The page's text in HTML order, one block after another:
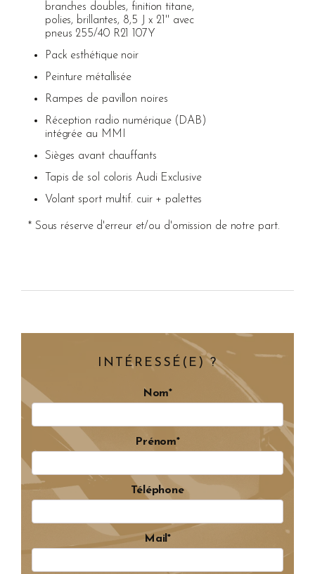
branches doubles, finition titane,
polies, brillantes, 8,5 J x 21'' avec
pneus 255/40 R21 107Y
Pack esthétique noir
Peinture métallisée
Rampes de pavillon noires
Réception radio numérique (DAB)
intégrée au MMI
Sièges avant chauffants
Tapis de sol coloris Audi Exclusive
Volant sport multif. cuir + palettes
* Sous réserve d'erreur et/ou d'omission de notre part.
INTÉRESSÉ(E) ?
Nom*
Prénom*
Téléphone
Mail*